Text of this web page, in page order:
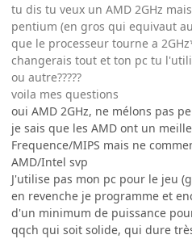
tu dis tu veux un AMD 2GHz
pentium (en gros qui equivaut
que le processeur tourne a
changerais tout et ton pc tu
ou autre?????
voila mes questions
oui AMD 2GHz, ne mélons pas
je sais que les AMD ont un
Frequence/MIPS mais ne
AMD/Intel svp
J'utilise pas mon pc pour le jeu
en revenche je programme et
d'un minimum de puissance
qqch qui soit solide, qui dure